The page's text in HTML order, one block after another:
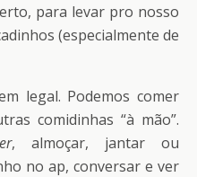
para levar pro nosso
(especialmente de
legal. Podemos comer
comidinhas “à mão”.
, almoçar, jantar ou
no ap, conversar e ver